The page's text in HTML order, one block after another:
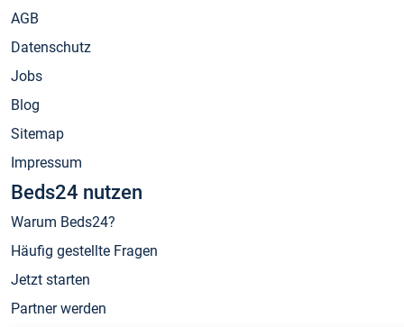
AGB
Datenschutz
Jobs
Blog
Sitemap
Impressum
Beds24 nutzen
Warum Beds24?
Häufig gestellte Fragen
Jetzt starten
Partner werden